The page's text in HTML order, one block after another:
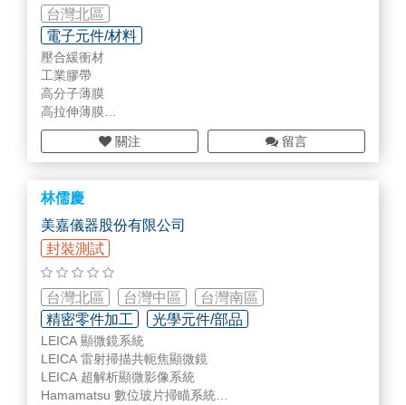
台灣北區
電子元件/材料
壓合緩衝材
工業膠帶
高分子薄膜
高拉伸薄膜
植球機, 壓線機, 接合機, 加熱爐, 漏電流測試機
關注
留言
林儒慶
美嘉儀器股份有限公司
封裝測試
台灣北區 台灣中區
台灣南區
精密零件加工
光學元件/部品
量測/校正設備/部品
LEICA 顯微鏡系統
LEICA 雷射掃描共軛焦顯微鏡
LEICA 超解析顯微影像系統
Hamamatsu 數位玻片掃瞄系統